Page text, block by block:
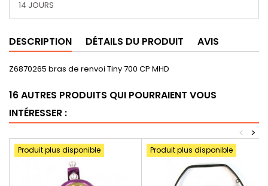
14 JOURS
DESCRIPTION DÉTAILS DU PRODUIT AVIS
Z6870265 bras de renvoi Tiny 700 CP MHD
16 AUTRES PRODUITS QUI POURRAIENT VOUS
INTÉRESSER :
>
<
Produit plus disponible Produit plus disponible